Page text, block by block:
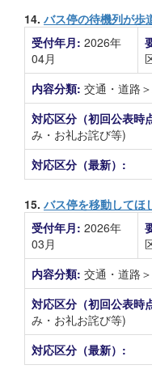
14. バス停の待機列が歩
受付年月: 2026年
04月
内容分類: 交通・道路
対応区分（初回公表時
み・お礼お詫び等)
対応区分（最新）:
15. バス停を移動してほ
受付年月: 2026年
03月
内容分類: 交通・道路
対応区分（初回公表時
み・お礼お詫び等)
対応区分（最新）: